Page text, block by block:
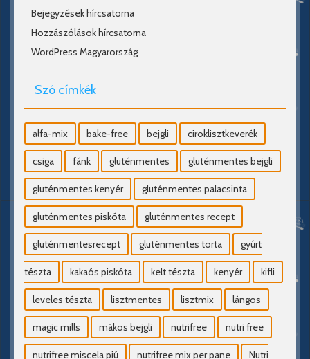
Bejegyzések hírcsatorna
Hozzászólások hírcsatorna
WordPress Magyarország
Szó címkék
alfa-mix bake-free bejgli ciroklisztkeverék
csiga fánk gluténmentes gluténmentes bejgli
gluténmentes kenyér gluténmentes palacsinta
gluténmentes piskóta gluténmentes recept
gluténmentesrecept gluténmentes torta gyúrt
tészta kakaós piskóta kelt tészta kenyér kifli
leveles tészta lisztmentes lisztmix lángos
magic mills mákos bejgli nutrifree nutri free
nutrifree miscela piú nutrifree mix per pane Nutri